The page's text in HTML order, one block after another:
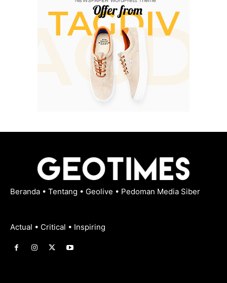
Beranda • Tentang • Geolive • Pedoman Media Siber
Actual • Critical • Inspiring